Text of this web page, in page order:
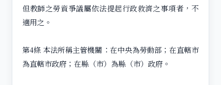
但教師之勞資爭議屬依法提起行政救濟之事項者，不
適用之。
第4條 本法所稱主管機關：在中央為勞動部；在直轄市
為直轄市政府；在縣（市）為縣（市）政府。